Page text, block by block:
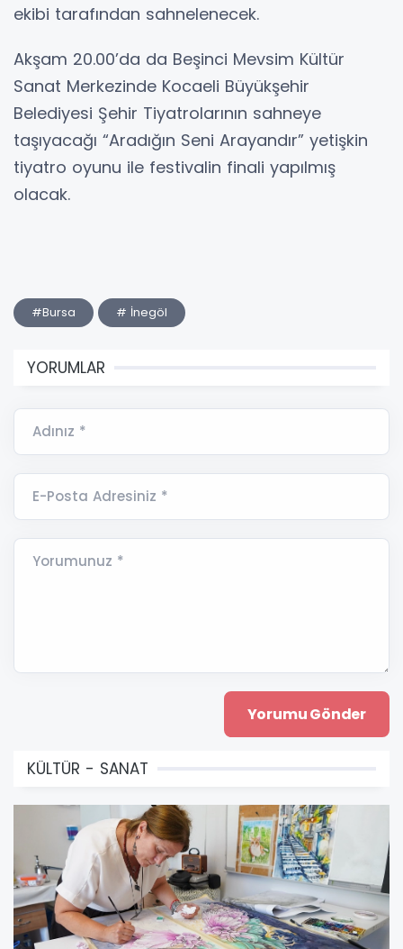
ekibi tarafından sahnelenecek.
Akşam 20.00’da da Beşinci Mevsim Kültür
Sanat Merkezinde Kocaeli Büyükşehir
Belediyesi Şehir Tiyatrolarının sahneye
taşıyacağı “Aradığın Seni Arayandır” yetişkin
tiyatro oyunu ile festivalin finali yapılmış
olacak.
#Bursa # İnegöl
YORUMLAR
Adınız *
E-Posta Adresiniz *
Yorumunuz *
KÜLTÜR - SANAT